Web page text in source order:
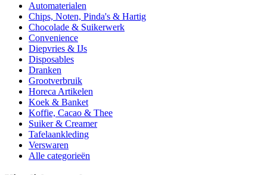
Automaterialen
Chips, Noten, Pinda's & Hartig
Chocolade & Suikerwerk
Convenience
Diepvries & IJs
Disposables
Dranken
Grootverbruik
Horeca Artikelen
Koek & Banket
Koffie, Cacao & Thee
Suiker & Creamer
Tafelaankleding
Verswaren
Alle categorieën